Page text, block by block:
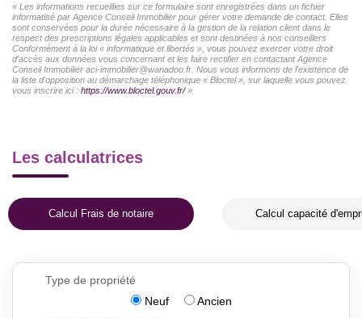
« Les informations recueillies sur ce formulaire sont enregistrées dans un fichier
informatisé par Agence Conseil Immobilier pour gérer votre demande de contact. Elles
sont conservées pour la durée nécessaire à la gestion de la relation client dans le
respect des prescriptions légales applicables et sont destinées à nos conseillers
Conformément à la loi « informatique et libertés », vous pouvez exercer votre droit
d'accès aux données vous concernant et les faire rectifier en contactant Agence
Conseil Immobilier aci-immobilier@wanadoo.fr. Nous vous informons de l'existence de
la liste d'opposition au démarchage téléphonique « Bloctel », sur laquelle vous pouvez
vous inscrire ici : https://www.bloctel.gouv.fr/»
Les calculatrices
Calcul Frais de notaire Calcul capacité